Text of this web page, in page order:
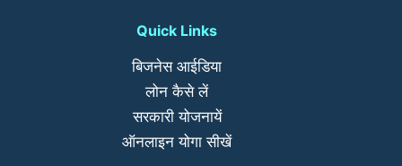
Quick Links
बिजनेस आईडिया
लोन कैसे लें
सरकारी योजनायें
ऑनलाइन योगा सीखें